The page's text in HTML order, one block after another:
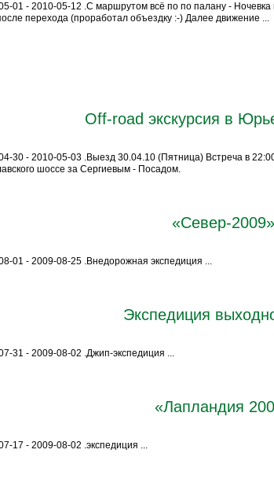
01 - 2010-05-12 .С маршрутом всё по по палану -
перехода (проработал объездку :-) Далее движение ...
Off-road экскурсия в
30 - 2010-05-03 .Выезд 30.04.10 (Пятница) Встреча в
шоссе за Сергиевым - Посадом.
«Север-2009»
01 - 2009-08-25 .Внедорожная экспедиция ...
Экспедиция
31 - 2009-08-02 .Джип-экспедиция ...
«Лапландия
17 - 2009-08-02 .экспедиция ...